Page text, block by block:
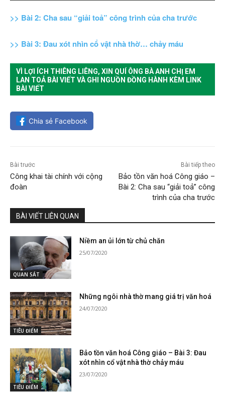
>> Bài 2: Cha sau “giải toả” công trình của cha trước
>> Bài 3: Đau xót nhìn cổ vật nhà thờ… chảy máu
VÌ LỢI ÍCH THIÊNG LIÊNG, XIN QUÍ ÔNG BÀ ANH CHỊ EM
LAN TOẢ BÀI VIẾT VÀ GHI NGUỒN ĐỒNG HÀNH KÈM LINK
BÀI VIẾT
Chia sẻ Facebook
Bài trước
Công khai tài chính với cộng
đoàn
Bài tiếp theo
Bảo tồn văn hoá Công giáo –
Bài 2: Cha sau “giải toả” công
trình của cha trước
BÀI VIẾT LIÊN QUAN
QUAN SÁT
Niềm an ủi lớn từ chủ chăn
25/07/2020
TIÊU ĐIỂM
Những ngôi nhà thờ mang giá trị văn hoá
24/07/2020
TIÊU ĐIỂM
Bảo tồn văn hoá Công giáo – Bài 3: Đau
xót nhìn cổ vật nhà thờ chảy máu
23/07/2020